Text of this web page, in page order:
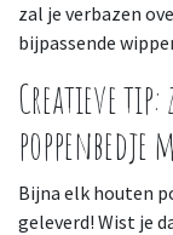
zal je verbazen
bijpassende
Creatieve tip:
poppenbedje
Bijna elk houten
geleverd! Wist je